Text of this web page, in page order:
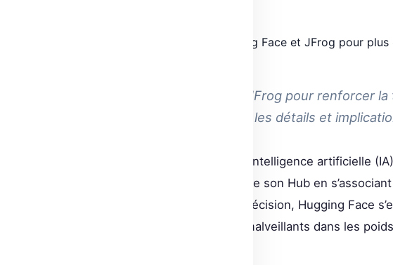
Hugging Face s'associe à JFrog pour renforcer
scanner avancé. Découvre les détails et
Avec des millions de modèles d’intelligence artificielle
cherche à renforcer la sécurité de son Hub en
JFrog, un outil réputé pour sa précision, Hugging Face
détecter les potentiels usages malveillants dans les